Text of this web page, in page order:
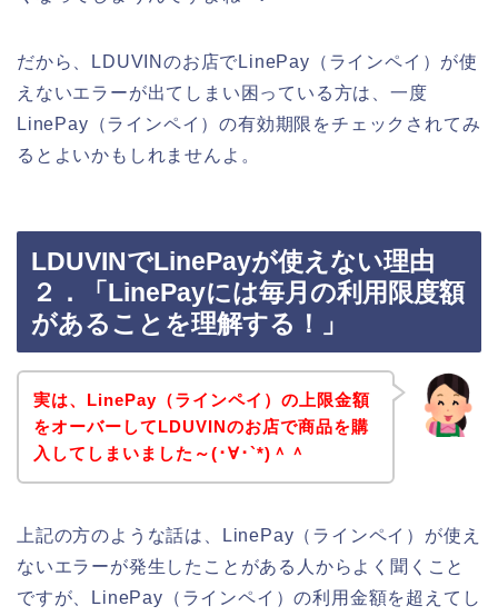
だから、LDUVINのお店でLinePay（ラインペイ）が使
えないエラーが出てしまい困っている方は、一度
LinePay（ラインペイ）の有効期限をチェックされてみ
るとよいかもしれませんよ。
LDUVINでLinePayが使えない理由
２．「LinePayには毎月の利用限度額
があることを理解する！」
実は、LinePay（ラインペイ）の上限金額
をオーバーしてLDUVINのお店で商品を購
入してしまいました～(･∀･`*)＾＾
上記の方のような話は、LinePay（ラインペイ）が使え
ないエラーが発生したことがある人からよく聞くこと
ですが、LinePay（ラインペイ）の利用金額を超えてし